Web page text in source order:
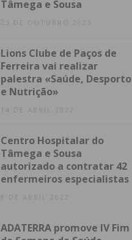
Tâmega e Sousa
23 DE OUTUBRO 2023
Lions Clube de Paços de
Ferreira vai realizar
palestra «Saúde, Desporto
e Nutrição»
14 DE ABRIL 2022
Centro Hospitalar do
Tâmega e Sousa
autorizado a contratar 42
enfermeiros especialistas
8 DE ABRIL 2022
ADATERRA promove IV Fim